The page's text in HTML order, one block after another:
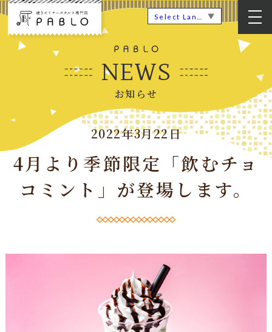
▼
NEWS
お知らせ
2022年3月22日
4月より季節限定「飲むチョ
コミント」が登場します。